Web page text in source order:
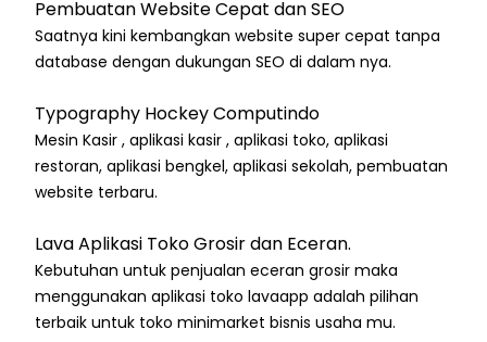
Pembuatan Website Cepat dan SEO
Saatnya kini kembangkan website super cepat tanpa
database dengan dukungan SEO di dalam nya.
Typography Hockey Computindo
Mesin Kasir , aplikasi kasir , aplikasi toko, aplikasi
restoran, aplikasi bengkel, aplikasi sekolah, pembuatan
website terbaru.
Lava Aplikasi Toko Grosir dan Eceran.
Kebutuhan untuk penjualan eceran grosir maka
menggunakan aplikasi toko lavaapp adalah pilihan
terbaik untuk toko minimarket bisnis usaha mu.